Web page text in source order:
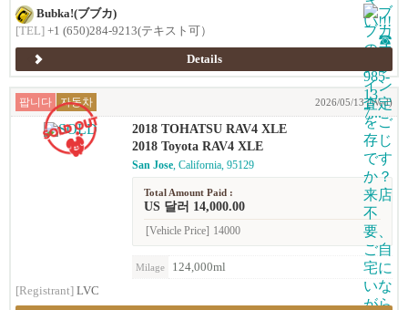
Bubka!(ブブカ)
[TEL] +1 (650)284-9213(テキスト可）
Details
팝니다 자동차 2026/05/13 (Wed)
2018 TOHATSU RAV4 XLE
2018 Toyota RAV4 XLE
San Jose, California, 95129
Total Amount Paid :
US 달러 14,000.00
[Vehicle Price] 14000
Milage
124,000ml
[Registrant] LVC